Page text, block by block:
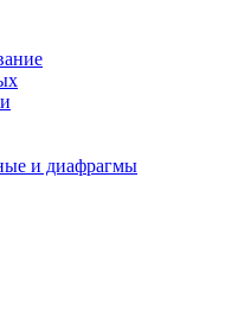
и диафрагмы